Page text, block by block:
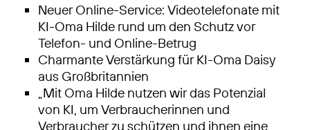
Neuer Online-Service: Videotelefonate mit
KI-Oma Hilde rund um den Schutz vor
Telefon- und Online-Betrug
Charmante Verstärkung für KI-Oma Daisy
aus Großbritannien
„Mit Oma Hilde nutzen wir das Potenzial
von KI, um Verbraucherinnen und
Verbraucher zu schützen und ihnen eine